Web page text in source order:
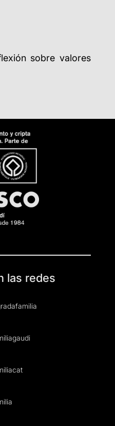
sobre valores
las redes